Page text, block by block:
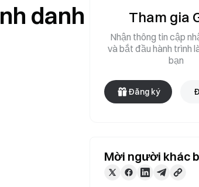
danh
Tham gia
Nhận thông tin cập
và bắt đầu hành trình
bạn
Đăng ký
Mời người khác